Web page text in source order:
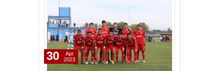
30
Apr
2023